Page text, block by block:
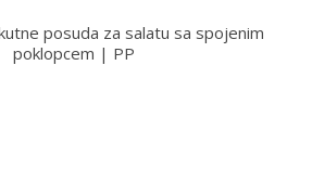
posuda za salatu sa spojenim
poklopcem | PP